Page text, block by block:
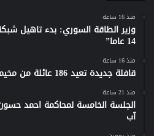
منذ 16 ساعة
وزير الطاقة السوري: بدء تاهيل
14 عاما”
منذ 16 ساعة
قافلة جديدة تعيد 186 عائلة من مخيمات الشمال إلى ريف حماة
منذ 21 ساعة
آب